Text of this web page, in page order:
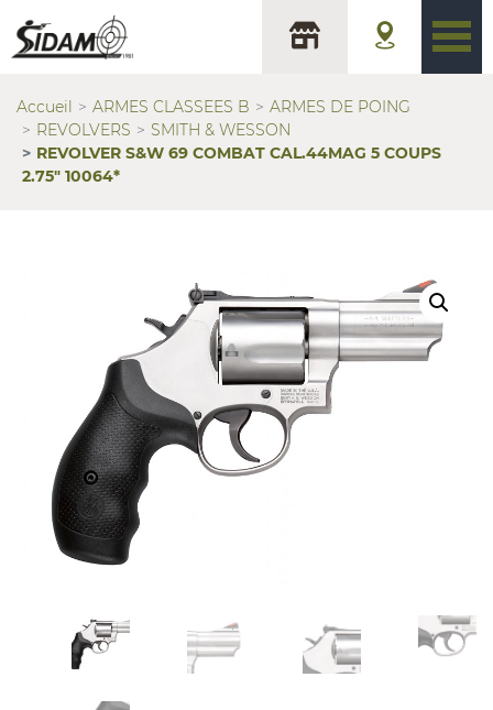
Accueil ARMES CLASSEES B
ARMES DE POING
REVOLVERS
SMITH & WESSON
REVOLVER S&W 69 COMBAT CAL.44MAG 5 COUPS
2.75″ 10064*